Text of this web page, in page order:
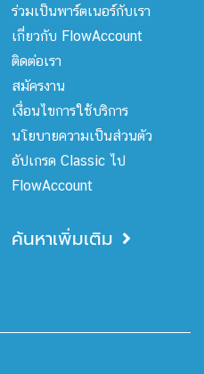
ร่วมเป็นพาร์ตเนอร์กับเรา
เกี่ยวกับ FlowAccount
ติดต่อเรา
สมัครงาน
เงื่อนไขการใช้บริการ
นโยบายความเป็นส่วนตัว
อัปเกรด Classic ไป
FlowAccount
ค้นหาเพิ่มเติม